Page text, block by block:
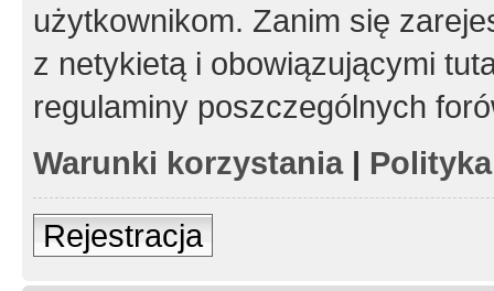
użytkownikom. Zanim się
z netykietą i obowiązującymi
regulaminy poszczególnych
Warunki korzystania|
Rejestracja